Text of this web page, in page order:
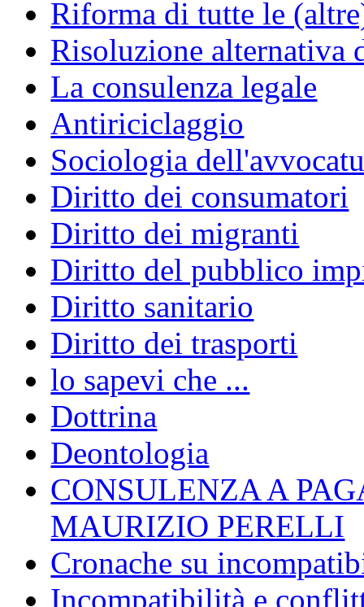
Riforma di tutte le
Risoluzione alternativa
La consulenza legale
Antiriciclaggio
Sociologia
Diritto dei consumatori
Diritto dei migranti
Diritto del pubblico
Diritto sanitario
Diritto dei trasporti
lo sapevi che ...
Dottrina
Deontologia
CONSULENZA A
MAURIZIO PERELLI
Cronache su
Incompatibilità e